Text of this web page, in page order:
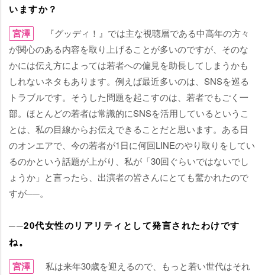
いますか？
宮澤
『グッディ！』では主な視聴層である中高年の方々
が関心のある内容を取り上げることが多いのですが、そのな
かには伝え方によっては若者への偏見を助長してしまうかも
しれないネタもあります。例えば最近多いのは、SNSを巡る
トラブルです。そうした問題を起こすのは、若者でもごく一
部。ほとんどの若者は常識的にSNSを活用しているというこ
とは、私の目線からお伝えできることだと思います。ある日
のオンエアで、今の若者が1日に何回LINEのやり取りをしてい
るのかという話題が上がり、私が「30回ぐらいではないでし
ょうか」と言ったら、出演者の皆さんにとても驚かれたので
すが──。
──20代女性のリアリティとして発言されたわけです
ね。
宮澤
私は来年30歳を迎えるので、もっと若い世代はそれ